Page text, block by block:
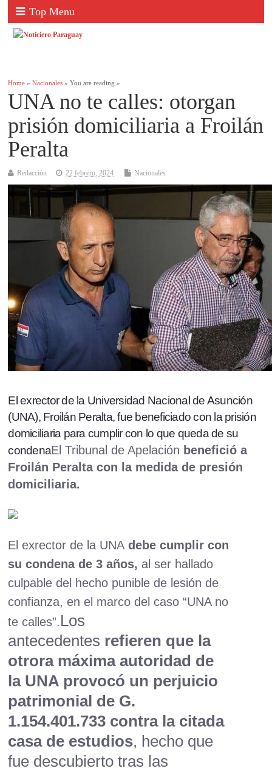
Top Menu
Home »Nacionales » You are reading »
UNA no te calles: otorgan
prisión domiciliaria a Froilán
Peralta
Redacción 22 febrero, 2024 Nacionales
El exrector de la Universidad Nacional de Asunción
(UNA), Froilán Peralta, fue beneficiado con la prisión
domiciliaria para cumplir con lo que queda de su
condenaEl Tribunal de Apelación benefició a
Froilán Peralta con la medida de presión
domiciliaria.
El exrector de la UNAdebe cumplir con
su condena de 3 años, al ser hallado
culpable del hecho punible de lesión de
confianza, en el marco del caso “UNA no
te calles”.Los
antecedentes refieren que la
otrora máxima autoridad de
la UNA provocó un perjuicio
patrimonial de G.
1.154.401.733 contra la citada
casa de estudios, hecho que
fue descubierto tras las